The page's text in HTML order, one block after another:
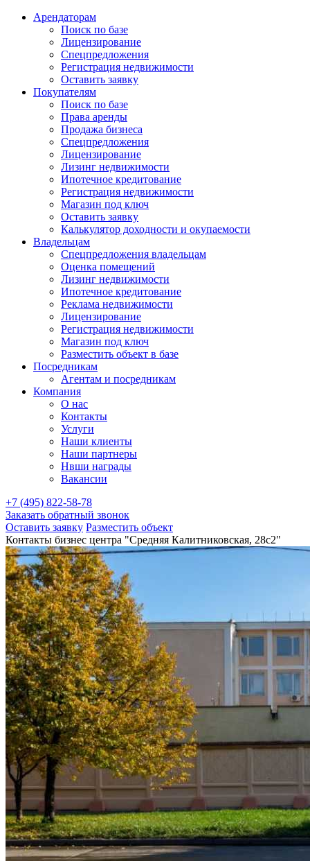
Арендаторам
Поиск по базе
Лицензирование
Спецпредложения
Регистрация недвижимости
Оставить заявку
Покупателям
Поиск по базе
Права аренды
Продажа бизнеса
Спецпредложения
Лицензирование
Лизинг недвижимости
Ипотечное кредитование
Регистрация недвижимости
Магазин под ключ
Оставить заявку
Калькулятор доходности и окупаемости
Владельцам
Спецпредложения владельцам
Оценка помещений
Лизинг недвижимости
Ипотечное кредитование
Реклама недвижимости
Лицензирование
Регистрация недвижимости
Магазин под ключ
Разместить объект в базе
Посредникам
Агентам и посредникам
Компания
О нас
Контакты
Услуги
Наши клиенты
Наши партнеры
Нвши награды
Вакансии
+7 (495) 822-58-78
Заказать обратный звонок
Оставить заявку Разместить объект
Контакты бизнес центра "Средняя Калитниковская, 28с2"